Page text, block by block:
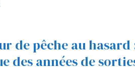
de pêche au
des années de